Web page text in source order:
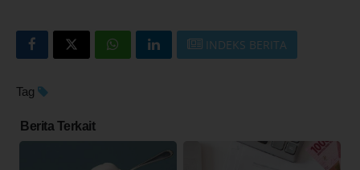
INDEKS BERITA
Tag
Berita Terkait